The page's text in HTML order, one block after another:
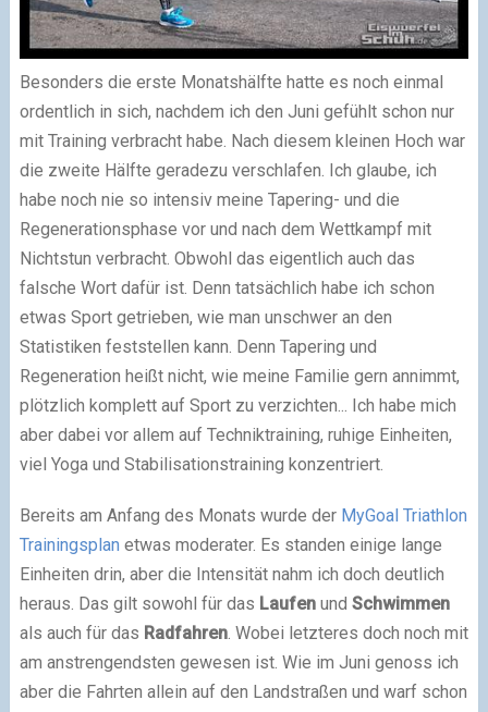
Besonders die erste Monatshälfte hatte es noch einmal
ordentlich in sich, nachdem ich den Juni gefühlt schon nur
mit Training verbracht habe. Nach diesem kleinen Hoch war
die zweite Hälfte geradezu verschlafen. Ich glaube, ich
habe noch nie so intensiv meine Tapering- und die
Regenerationsphase vor und nach dem Wettkampf mit
Nichtstun verbracht. Obwohl das eigentlich auch das
falsche Wort dafür ist. Denn tatsächlich habe ich schon
etwas Sport getrieben, wie man unschwer an den
Statistiken feststellen kann. Denn Tapering und
Regeneration heißt nicht, wie meine Familie gern annimmt,
plötzlich komplett auf Sport zu verzichten... Ich habe mich
aber dabei vor allem auf Techniktraining, ruhige Einheiten,
viel Yoga und Stabilisationstraining konzentriert.
Bereits am Anfang des Monats wurde der MyGoal Triathlon
Trainingsplan etwas moderater. Es standen einige lange
Einheiten drin, aber die Intensität nahm ich doch deutlich
heraus. Das gilt sowohl für das Laufenund Schwimmen
als auch für das Radfahren. Wobei letzteres doch noch mit
am anstrengendsten gewesen ist. Wie im Juni genoss ich
aber die Fahrten allein auf den Landstraßen und warf schon